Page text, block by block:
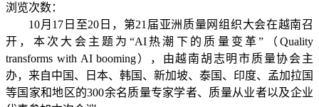
浏览次数：
10月17日至20日，第21届亚洲质量网组织大会在越南召
开，本次大会主题为“AI热潮下的质量变革”（Quality
transforms with AI booming），由越南胡志明市质量协会主
办，来自中国、日本、韩国、新加坡、泰国、印度、孟加拉国
等国家和地区的300余名质量专家学者、质量从业者以及企业